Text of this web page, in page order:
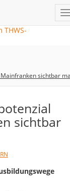
sichtbar
sichtbar